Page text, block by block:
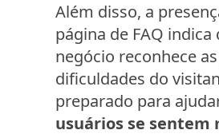
Além disso, a
página de FAQ indica
negócio reconhece
dificuldades do
preparado para
usuários se sentem